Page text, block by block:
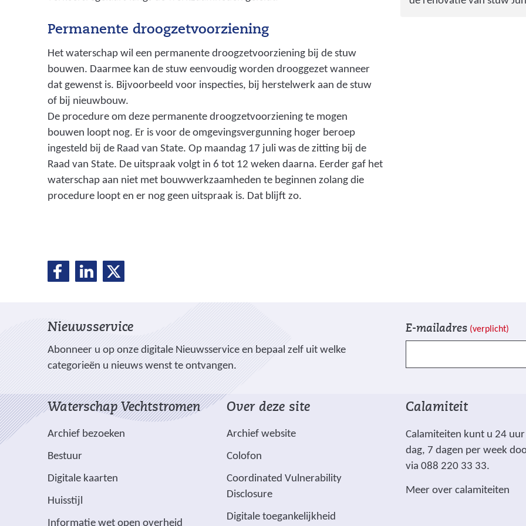
Permanente droogzetvoorziening
Het waterschap wil een permanente droogzetvoorziening bij de stuw
bouwen. Daarmee kan de stuw eenvoudig worden drooggezet wanneer
dat gewenst is. Bijvoorbeeld voor inspecties, bij herstelwerk aan de stuw
of bij nieuwbouw.
De procedure om deze permanente droogzetvoorziening te mogen
bouwen loopt nog. Er is voor de omgevingsvergunning hoger beroep
ingesteld bij de Raad van State. Op maandag 17 juli was de zitting bij de
Raad van State. De uitspraak volgt in 6 tot 12 weken daarna. Eerder gaf het
waterschap aan niet met bouwwerkzaamheden te beginnen zolang die
procedure loopt en er nog geen uitspraak is. Dat blijft zo.
D
l
e
n
e
n
o
p
a
c
o
o
(
v
e
n
o
p
i
n
v
e
n
o
p
(
v
r
t
Nieuwsservice
Abonneer u op onze digitale Nieuwsservice en bepaal zelf uit welke
categorieën u nieuws wenst te ontvangen.
d
n
e
m
a
k
c
r
j
v
e
E-mailadres (verplicht)
Waterschap Vechtstromen
Archief bezoeken
Bestuur
Digitale kaarten
Huisstijl
Informatie wet open overheid
Over deze site
Archief website
Colofon
Coordinated Vulnerability
Disclosure
Digitale toegankelijkheid
Calamiteit
Calamiteiten kunt u 24
dag, 7 dagen per week
via 088 220 33 33.
Meer over calamiteiten